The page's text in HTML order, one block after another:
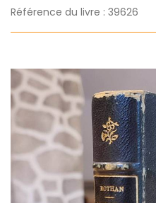
Référence du livre : 39626